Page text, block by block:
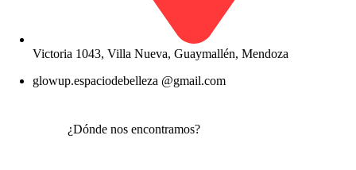
Victoria 1043, Villa Nueva, Guaymallén, Mendoza
glowup.espaciodebelleza @gmail.com
¿Dónde nos encontramos?